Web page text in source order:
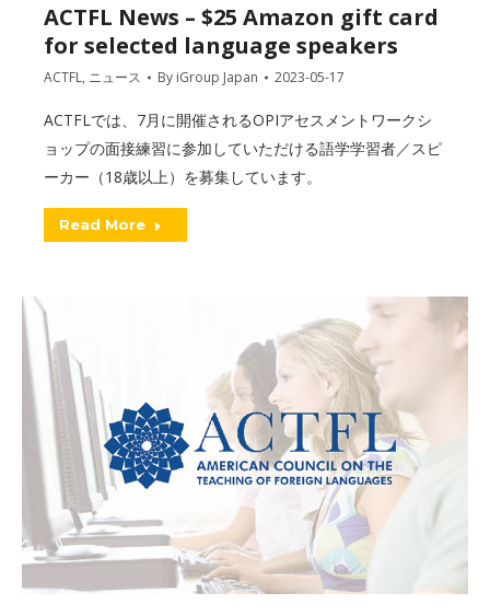
ACTFL News – $25 Amazon gift card
for selected language speakers
ACTFL, ニュース By iGroup Japan 2023-05-17
ACTFLでは、7月に開催されるOPIアセスメントワークシ
ョップの面接練習に参加していただける語学学習者／スピ
ーカー（18歳以上）を募集しています。
Read More